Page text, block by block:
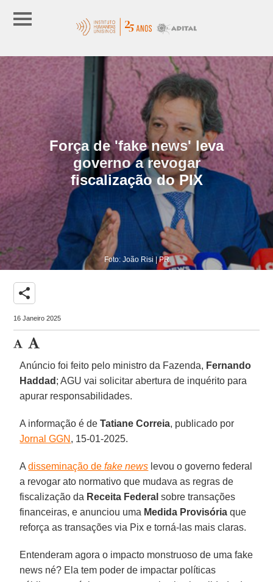
Força de 'fake news' leva
governo a revogar
fiscalização do PIX
Foto: João Risi | PR
share
16 Janeiro 2025
Anúncio foi feito pelo ministro da Fazenda, Fernando
Haddad ; AGU vai solicitar abertura de inquérito para
apurar responsabilidades.
A informação é deTatiane Correia, publicado por
Jornal GGN , 15-01-2025.
Adisseminação defake news levou o governo federal
a revogar ato normativo que mudava as regras de
fiscalização da Receita Federal sobre transações
financeiras, e anunciou uma Medida Provisória que
reforça as transações via Pix e torná-las mais claras.
Entenderam agora o impacto monstruoso de uma fake
news né? Ela tem poder de impactar políticas